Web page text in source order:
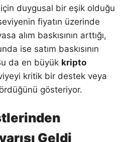
için duygusal bir eşik olduğu
fiyatın üzerinde
alım baskısının arttığı,
ise satım baskısının
da en büyük kripto
kritik bir destek veya
gösteriyor.
Geldi